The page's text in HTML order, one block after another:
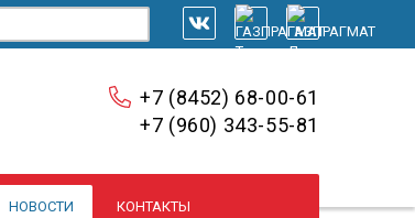
+7 (8452) 68-00-61
+7 (960) 343-55-81
НОВОСТИ КОНТАКТЫ